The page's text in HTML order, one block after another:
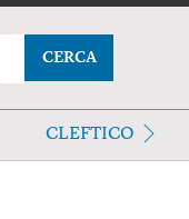
CERCA
CLEFTICO